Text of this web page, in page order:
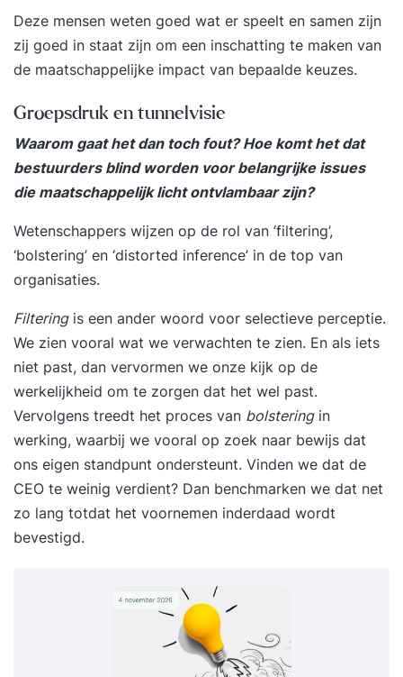
Deze mensen weten goed wat er speelt en samen zijn
zij goed in staat zijn om een inschatting te maken van
de maatschappelijke impact van bepaalde keuzes.
Groepsdruk en tunnelvisie
Waarom gaat het dan toch fout? Hoe komt het dat
bestuurders blind worden voor belangrijke issues
die maatschappelijk licht ontvlambaar zijn?
Wetenschappers wijzen op de rol van ‘filtering’,
‘bolstering’ en ‘distorted inference’ in de top van
organisaties.
Filteringis een ander woord voor selectieve perceptie.
We zien vooral wat we verwachten te zien. En als iets
niet past, dan vervormen we onze kijk op de
werkelijkheid om te zorgen dat het wel past.
Vervolgens treedt het proces van bolsteringin
werking, waarbij we vooral op zoek naar bewijs dat
ons eigen standpunt ondersteunt. Vinden we dat de
CEO te weinig verdient? Dan benchmarken we dat net
zo lang totdat het voornemen inderdaad wordt
bevestigd.